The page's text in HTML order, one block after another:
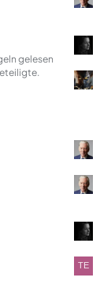
z
e
ä
e
gelesen
L
e
t
z
B
e
i
t
e
L
e
t
z
e
L
e
t
z